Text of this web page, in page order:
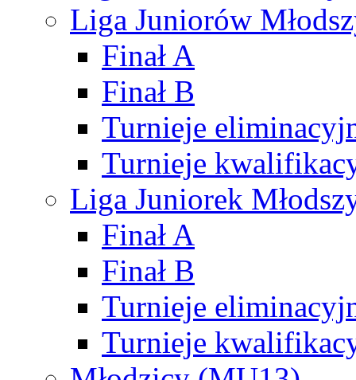
Liga Juniorów
Finał A
Finał B
Turnieje
Turnieje
Liga Juniorek
Finał A
Finał B
Turnieje
Turnieje